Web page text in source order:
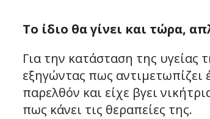
Το ίδιο θα γίνει και τώρα,
Για την κατάσταση της
εξηγώντας πως αντιμετωπίζει
παρελθόν και είχε βγει
πως κάνει τις θεραπείες της.